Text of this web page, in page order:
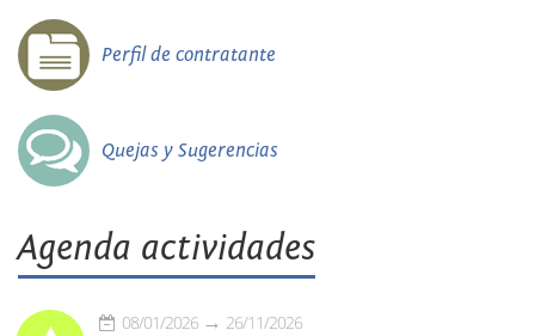
Perfil de contratante
Quejas y Sugerencias
Agenda actividades
08/01/2026 26/11/2026